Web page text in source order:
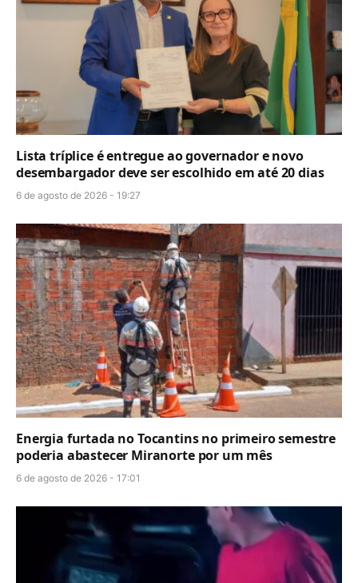
Lista tríplice é entregue ao governador e novo
desembargador deve ser escolhido em até 20 dias
6 de agosto de 2026 - 19:27
Energia furtada no Tocantins no primeiro semestre
poderia abastecer Miranorte por um mês
6 de agosto de 2026 - 17:01